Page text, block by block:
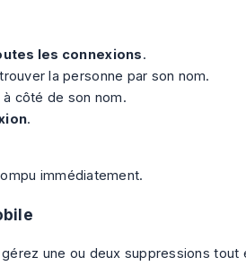
les connexions.
la personne par son nom.
à côté de son nom.
.
immédiatement.
une ou deux suppressions tout